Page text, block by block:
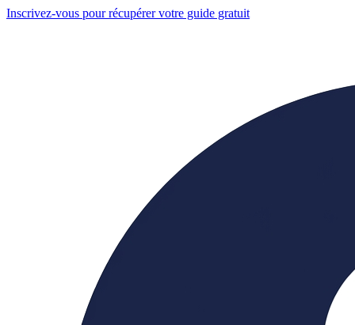
Inscrivez-vous pour récupérer votre guide gratuit